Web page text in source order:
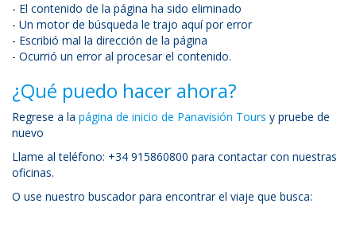
- El contenido de la página ha sido eliminado
- Un motor de búsqueda le trajo aquí por error
- Escribió mal la dirección de la página
- Ocurrió un error al procesar el contenido.
¿Qué puedo hacer ahora?
Regrese a la página de inicio de Panavisión Tours y pruebe de
nuevo
Llame al teléfono: +34 915860800 para contactar con nuestras
oficinas.
O use nuestro buscador para encontrar el viaje que busca: